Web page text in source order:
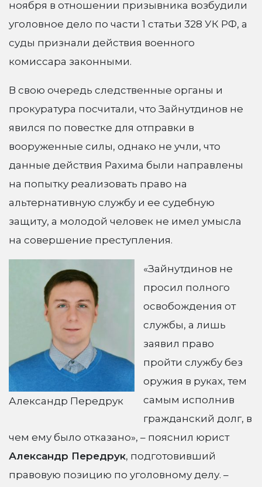
ноября в отношении призывника возбудили
уголовное дело по части 1 статьи 328 УК РФ, а
суды признали действия военного
комиссара законными.
В свою очередь следственные органы и
прокуратура посчитали, что Зайнутдинов не
явился по повестке для отправки в
вооруженные силы, однако не учли, что
данные действия Рахима были направлены
на попытку реализовать право на
альтернативную службу и ее судебную
защиту, а молодой человек не имел умысла
на совершение преступления.
Александр Передрук
«Зайнутдинов не
просил полного
освобождения от
службы, а лишь
заявил право
пройти службу без
оружия в руках, тем
самым исполнив
гражданский долг, в
чем ему было отказано», – пояснил юрист
Александр Передрук, подготовивший
правовую позицию по уголовному делу. –